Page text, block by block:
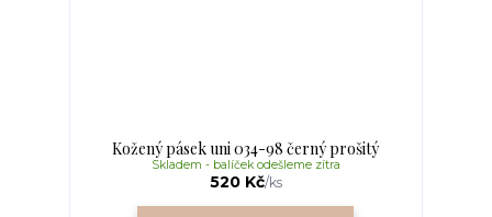
Kožený pásek uni 034-98 černý prošitý
520 Kč/ks
Skladem - balíček odešleme zítra